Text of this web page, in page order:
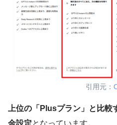
引用元：
上位の「Plusプラン」と比
金設定となっています。